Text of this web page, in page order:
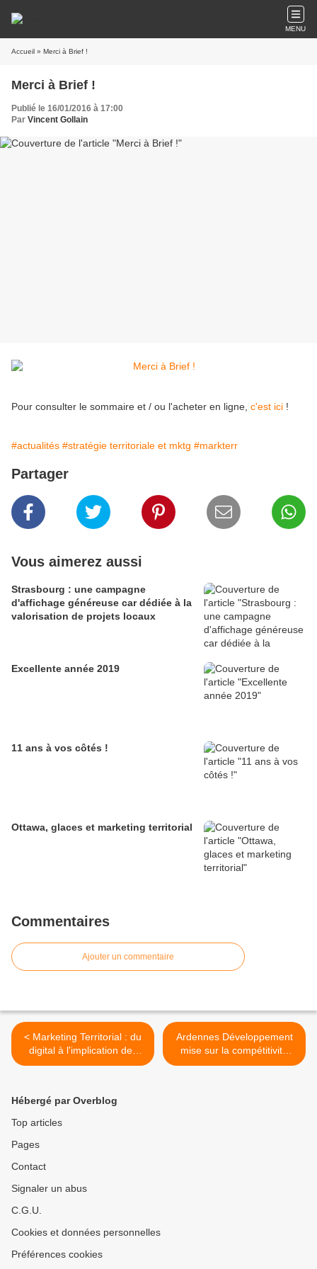
MENU
Accueil » Merci à Brief !
Merci à Brief !
Publié le 16/01/2016 à 17:00
Par Vincent Gollain
Pour consulter le sommaire et / ou l'acheter en ligne, c'est ici !
#actualités #stratégie territoriale et mktg #markterr
Partager
Vous aimerez aussi
Strasbourg : une campagne
d'affichage généreuse car dédiée à la
valorisation de projets locaux
Excellente année 2019
11 ans à vos côtés !
Ottawa, glaces et marketing territorial
Commentaires
Ajouter un commentaire
< Marketing Territorial : du
digital à l'implication des
entreprises
Ardennes Développement
mise sur la compétitivité
prix avec un simulateur
Hébergé par Overblog
Top articles
Pages
Contact
Signaler un abus
C.G.U.
Cookies et données personnelles
Préférences cookies